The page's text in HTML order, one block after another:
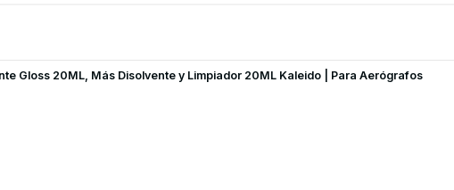
Gloss 20ML, Más Disolvente y Limpiador 20ML Kaleido | Para Aerógrafos